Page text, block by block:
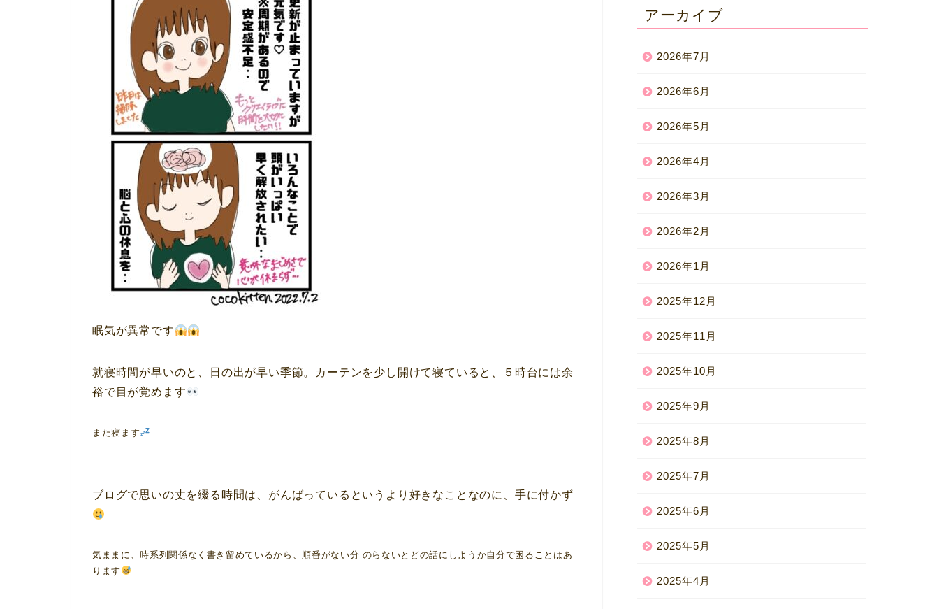
眠気が異常です
就寝時間が早いのと、日の出が早い季節。カーテンを少し開けて寝ていると、５時台には余
裕で目が覚めます
また寝ます
ブログで思いの丈を綴る時間は、がんばっているというより好きなことなのに、手に付かず
気ままに、時系列関係なく書き留めているから、順番がない分 のらないとどの話にしようか自分で困ることはあ
ります
アーカイブ
2026年7月
2026年6月
2026年5月
2026年4月
2026年3月
2026年2月
2026年1月
2025年12月
2025年11月
2025年10月
2025年9月
2025年8月
2025年7月
2025年6月
2025年5月
2025年4月